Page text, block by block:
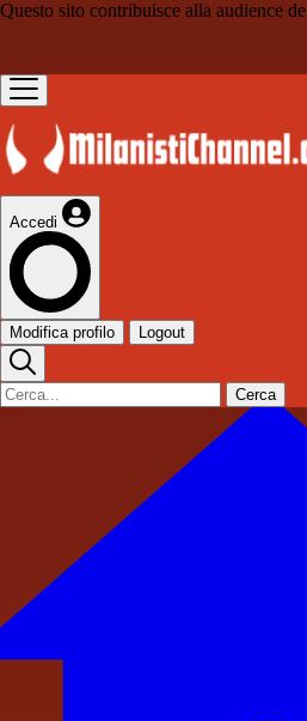
Questo sito contribuisce alla audience de
Accedi
Modifica profilo Logout
Cerca